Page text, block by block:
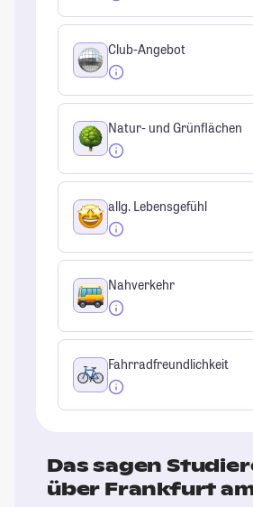
Club-Angebot
Natur- und Grünflächen
allg. Lebensgefühl
Nahverkehr
Fahrradfreundlichkeit
Das sagen
über Frankfurt